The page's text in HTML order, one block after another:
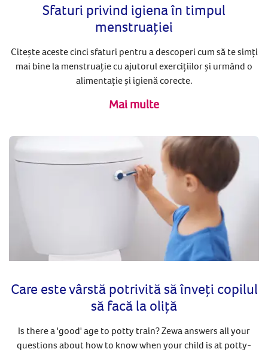
Sfaturi privind igiena în timpul
menstruației
Citește aceste cinci sfaturi pentru a descoperi cum să te simți
mai bine la menstruație cu ajutorul exercițiilor și urmând o
alimentație și igienă corecte.
Mai multe
Care este vârstă potrivită să înveți copilul
să facă la oliță
Is there a 'good' age to potty train? Zewa answers all your
questions about how to know when your child is at potty-